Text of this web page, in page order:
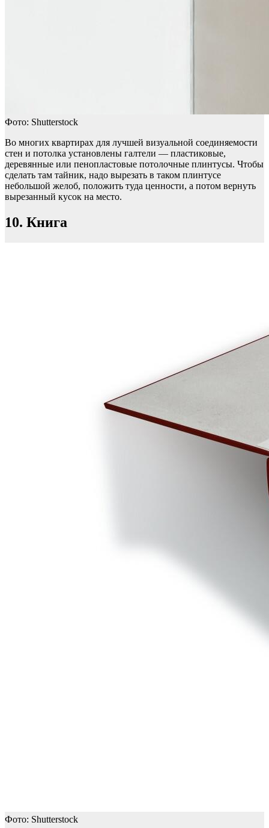
Фото: Shutterstock
Во многих квартирах для лучшей визуальной соединяемости
стен и потолка установлены галтели — пластиковые,
деревянные или пенопластовые потолочные плинтусы. Чтобы
сделать там тайник, надо вырезать в таком плинтусе
небольшой желоб, положить туда ценности, а потом вернуть
вырезанный кусок на место.
10. Книга
Фото: Shutterstock